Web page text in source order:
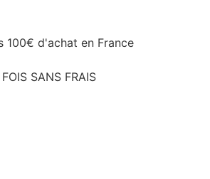
100€ d'achat en France
SANS FRAIS